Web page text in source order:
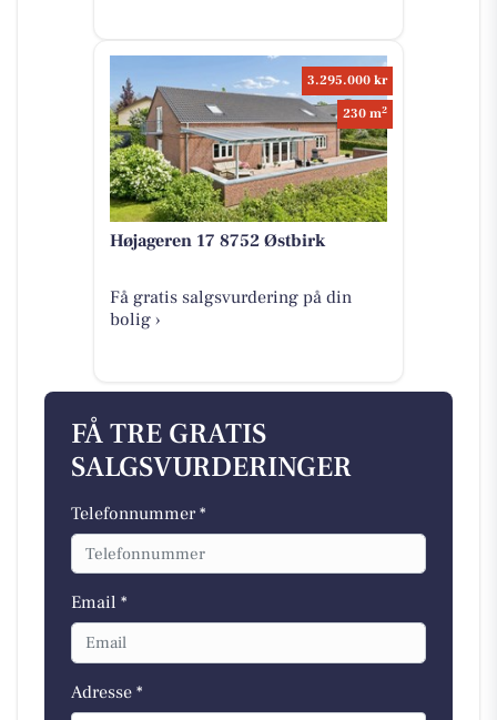
3.295.000 kr
230 m2
Højageren 17 8752 Østbirk
Få gratis salgsvurdering på din
bolig ›
FÅ TRE GRATIS
SALGSVURDERINGER
Telefonnummer *
Email *
Adresse *